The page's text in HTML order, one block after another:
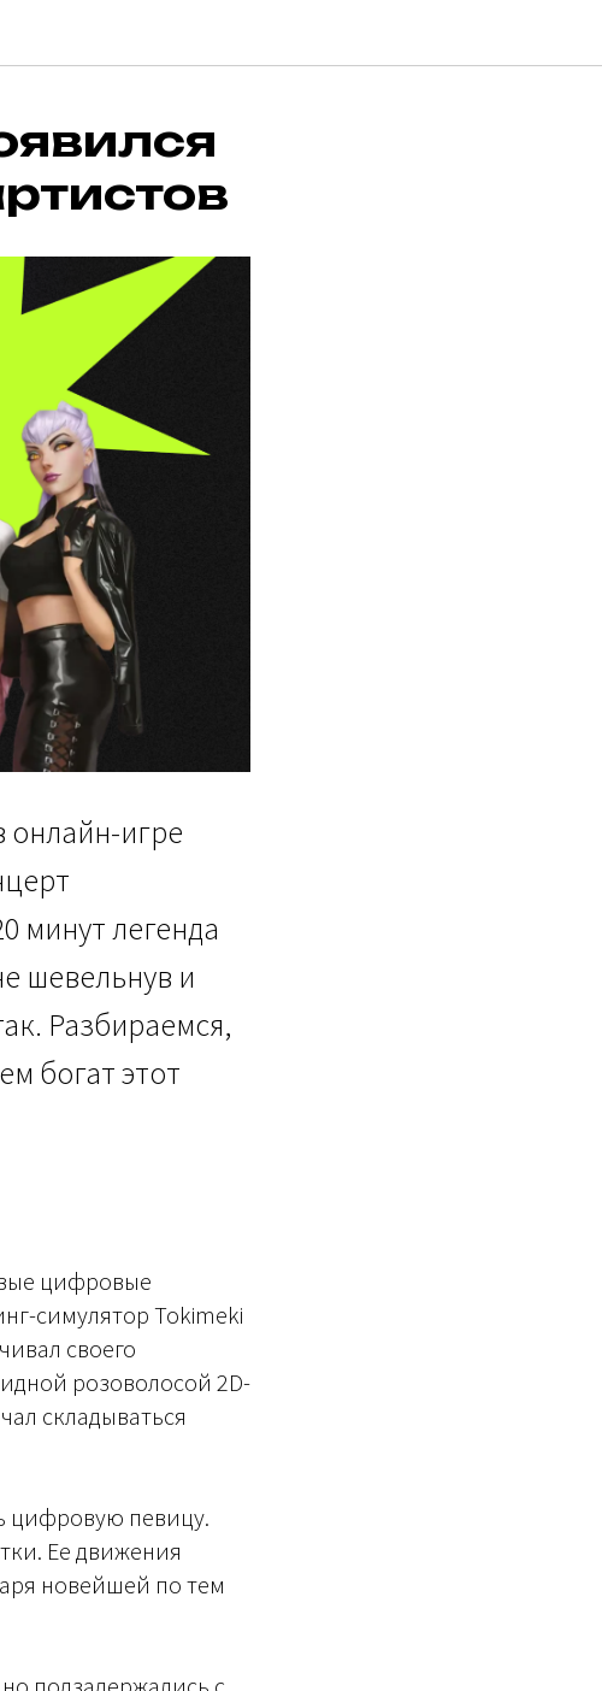
онлайн-игре
минут легенда
шевельнув и
Разбираемся,
богат этот
цифровые
симулятор Tokimeki
своего
розоволосой 2D-
складываться
цифровую певицу.
Ее движения
новейшей по тем
подзадержались с